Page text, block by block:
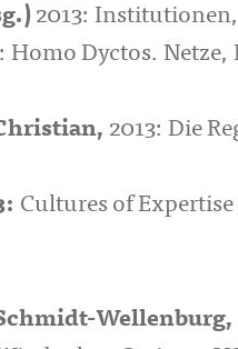
2013:
Homo Dyctos.
, 2013: Die
Cultures of